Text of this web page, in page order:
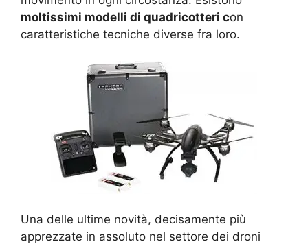
moltissimi modelli di quadricotteri con
caratteristiche tecniche diverse fra loro.
Una delle ultime novità, decisamente più
apprezzate in assoluto nel settore dei droni